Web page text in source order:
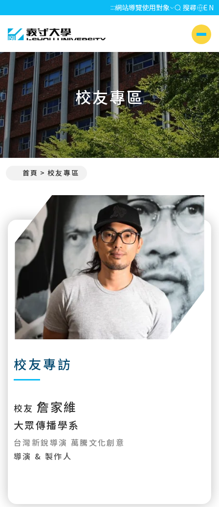
:::網站導覽使用對象 搜尋 EN
義守大學 I-SHOU UNIVERSITY
側選單
校友專區
首頁 校友專區
校友專訪
校友詹家維
大眾傳播學系
台灣新銳導演 萬騰文化創意
導演 & 製作人